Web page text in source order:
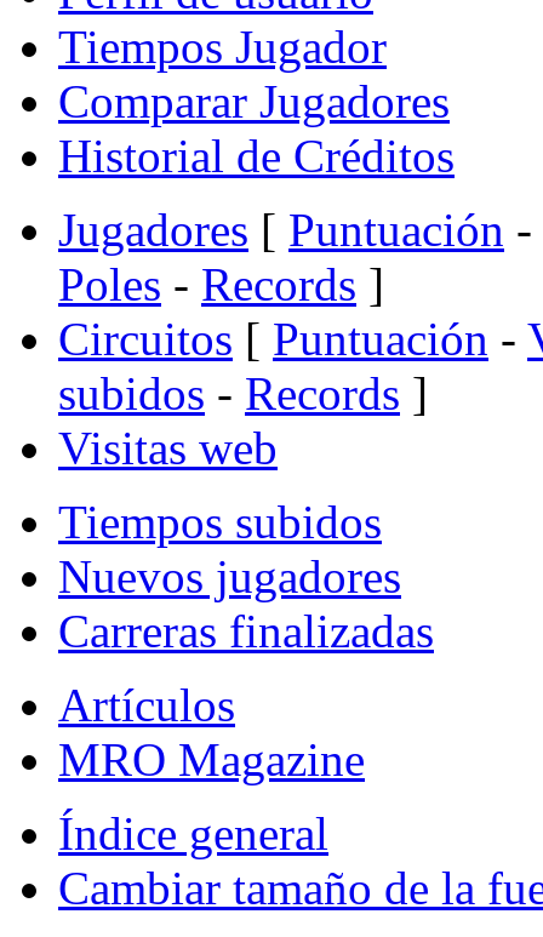
Tiempos Jugador
Comparar Jugadores
Historial de Créditos
Jugadores [ Puntuación -
Poles - Records ]
Circuitos [ Puntuación -
subidos - Records ]
Visitas web
Tiempos subidos
Nuevos jugadores
Carreras finalizadas
Artículos
MRO Magazine
Índice general
Cambiar tamaño de la